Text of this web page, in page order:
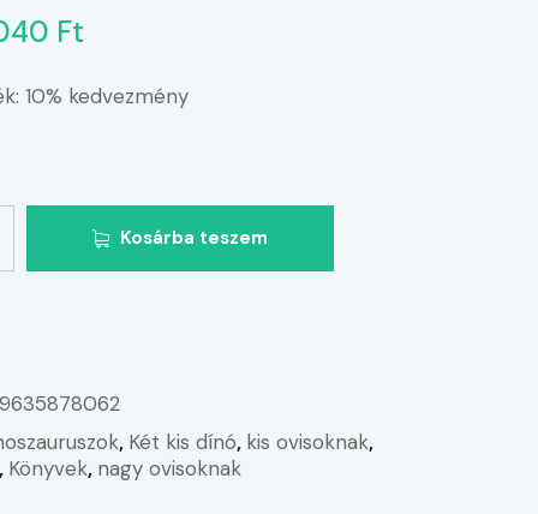
Ft
10% kedvezmény
Kosárba teszem
, Két kis dínó, kis ovisoknak,
, Könyvek, nagy ovisoknak